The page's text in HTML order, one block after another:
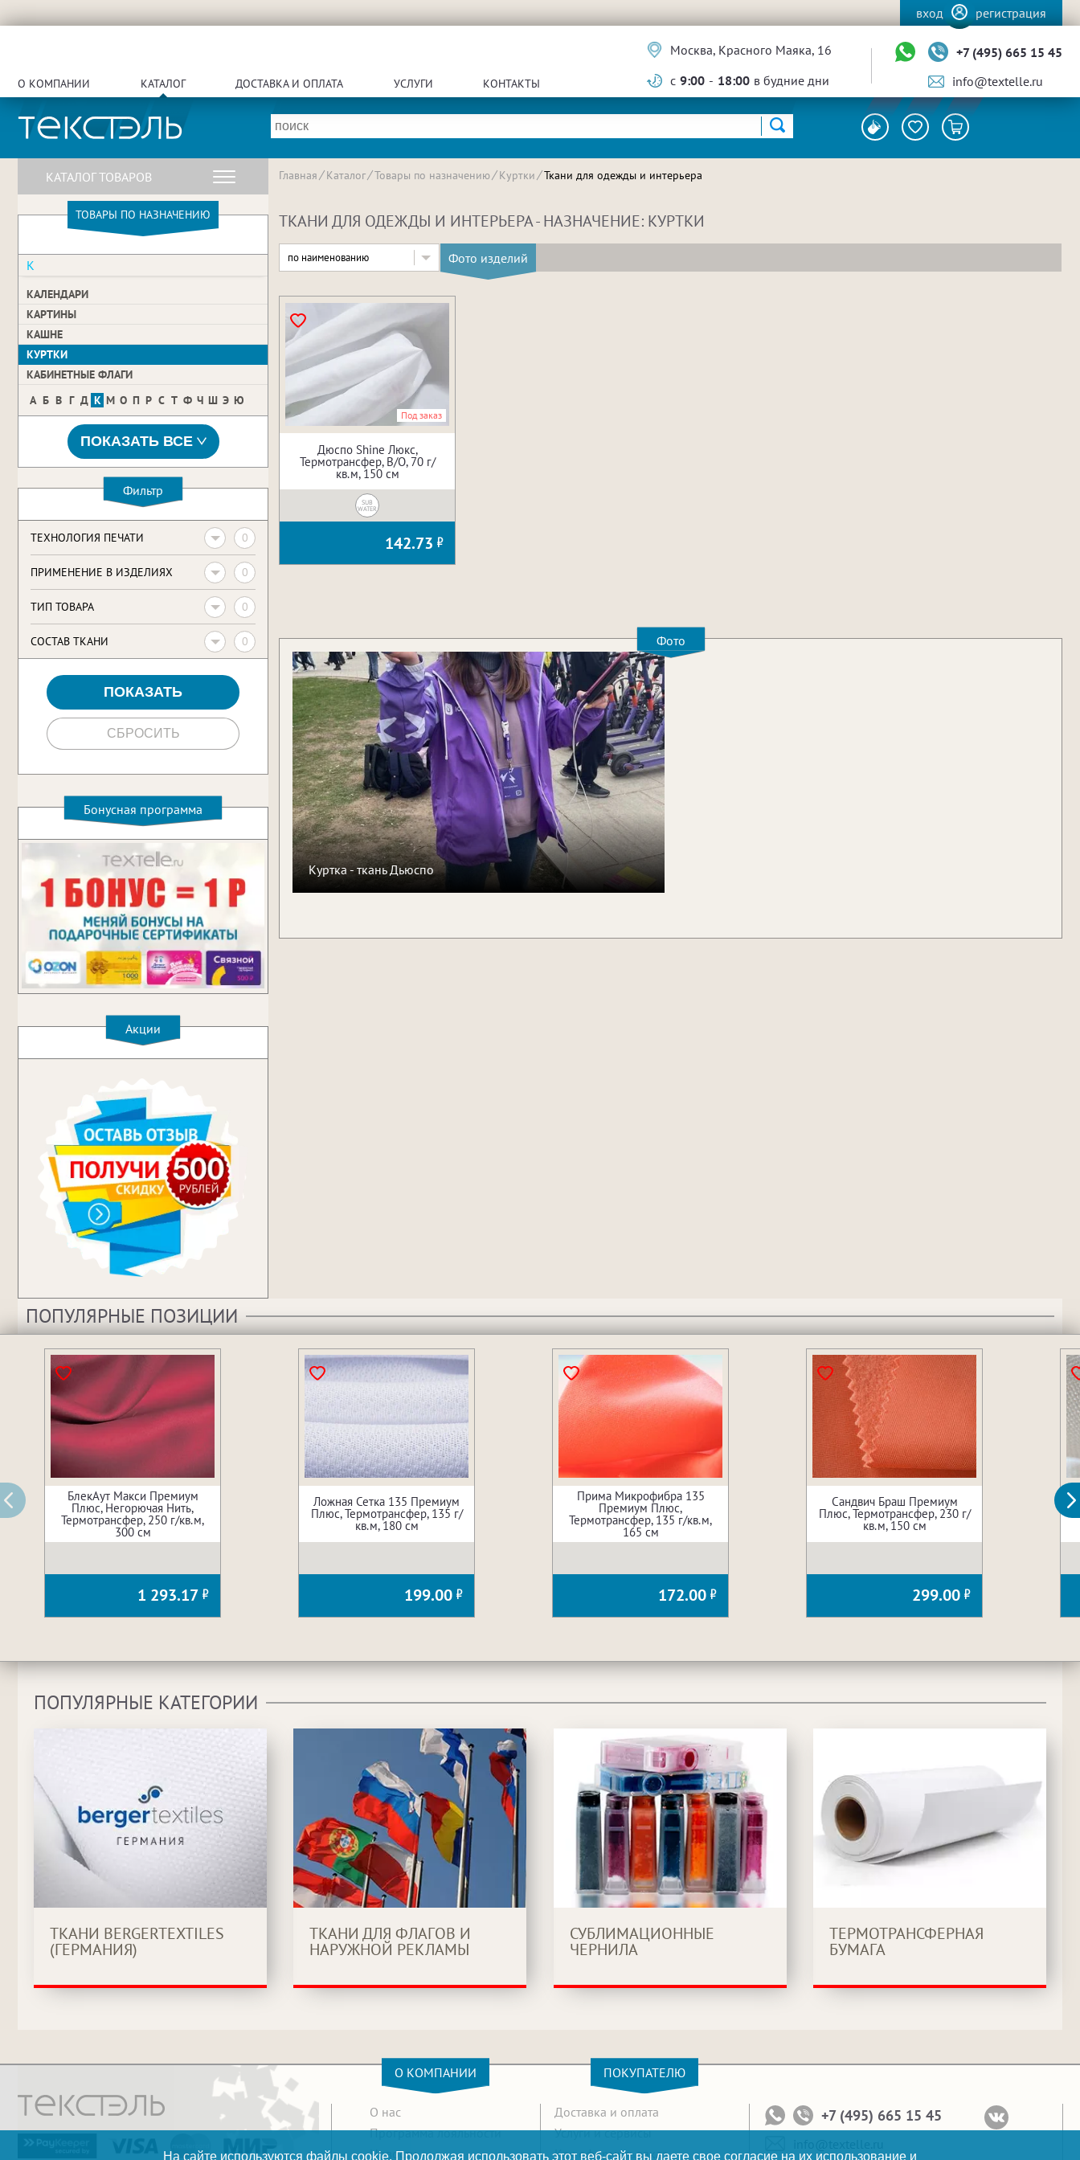
вход регистрация
О КОМПАНИИ КАТАЛОГ ДОСТАВКА И ОПЛАТА УСЛУГИ КОНТАКТЫ
Москва, Красного Маяка, 16
с 9:00 - 18:00 в будние дни
+7 (495) 665 15 45
info@textelle.ru
КАТАЛОГ ТОВАРОВ
ТОВАРЫ ПО НАЗНАЧЕНИЮ
К
КАЛЕНДАРИ
КАРТИНЫ
КАШНЕ
КУРТКИ
КАБИНЕТНЫЕ ФЛАГИ
А Б В Г Д К М О П Р С Т Ф Ч Ш Э Ю
ПОКАЗАТЬ ВСЕ
Фильтр
ТЕХНОЛОГИЯ ПЕЧАТИ 0
ПРИМЕНЕНИЕ В ИЗДЕЛИЯХ 0
ТИП ТОВАРА 0
CОСТАВ ТКАНИ 0
Бонусная программа
Акции
Главная Каталог Товары по назначению Куртки Ткани для одежды и интерьера
ТКАНИ ДЛЯ ОДЕЖДЫ И ИНТЕРЬЕРА - НАЗНАЧЕНИЕ: КУРТКИ
по наименованию Фото изделий
Под заказ
Дюспо Shine Люкс,
Термотрансфер, В/О, 70 г/
кв.м, 150 см
SUB
WATER
142.73
Фото
Куртка - ткань Дьюспо
ПОПУЛЯРНЫЕ ПОЗИЦИИ
БлекАут Макси Премиум
Плюс, Негорючая Нить,
Термотрансфер, 250 г/кв.м,
300 см
1 293.17
Ложная Сетка 135 Премиум
Плюс, Термотрансфер, 135 г/
кв.м, 180 см
199.00
Прима Микрофибра 135
Премиум Плюс,
Термотрансфер, 135 г/кв.м,
165 см
172.00
Сандвич Браш Премиум
Плюс, Термотрансфер, 230 г/
кв.м, 150 см
299.00
ПОПУЛЯРНЫЕ КАТЕГОРИИ
ТКАНИ BERGERTEXTILES
(ГЕРМАНИЯ)
ТКАНИ ДЛЯ ФЛАГОВ И
НАРУЖНОЙ РЕКЛАМЫ
СУБЛИМАЦИОННЫЕ
ЧЕРНИЛА
ТЕРМОТРАНСФЕРНАЯ
БУМАГА
О КОМПАНИИ
О нас
Программа лояльности
Новости
ПОКУПАТЕЛЮ
Доставка и оплата
Услуги и сервисы
Как оформить заказ
+7 (495) 665 15 45
На сайте используются файлы cookie. Продолжая использовать этот веб-сайт вы даете свое согласие на их использование и